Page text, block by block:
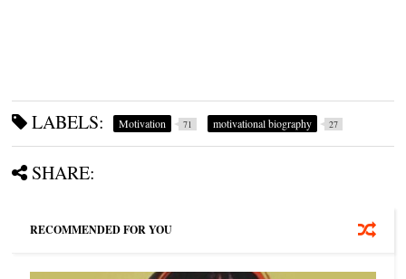
LABELS: Motivation 71 motivational biography 27
SHARE:
RECOMMENDED FOR YOU